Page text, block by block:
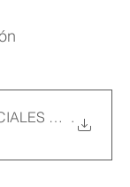
EN VILLA
.